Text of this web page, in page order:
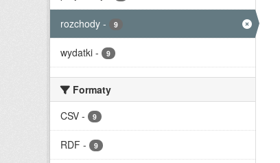
rozchody - 9
wydatki - 9
Formaty
CSV - 9
RDF - 9